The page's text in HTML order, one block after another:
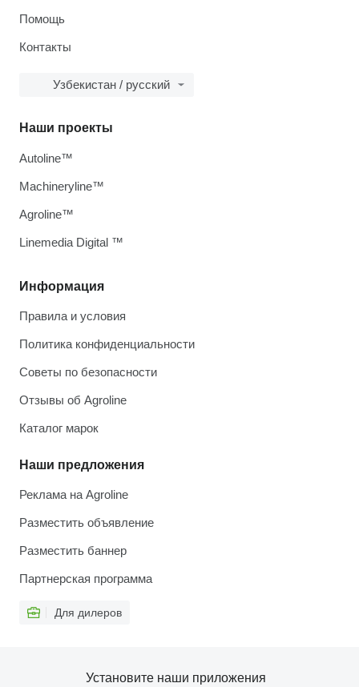
Помощь
Контакты
Узбекистан / русский
Информация
Правила и условия
Политика конфиденциальности
Советы по безопасности
Отзывы об Agroline
Каталог марок
Наши предложения
Реклама на Agroline
Разместить объявление
Разместить баннер
Партнерская программа
Для дилеров
Наши проекты
Autoline™
Machineryline™
Agroline™
Linemedia Digital ™
Установите наши приложения